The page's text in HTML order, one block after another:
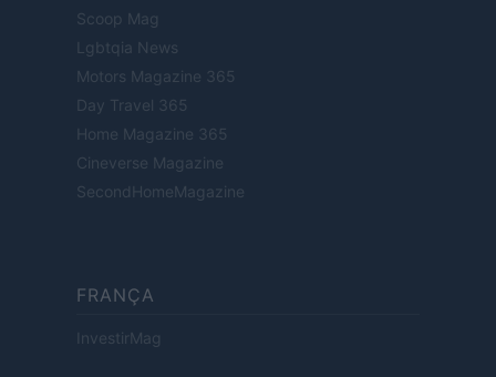
Scoop Mag
Lgbtqia News
Motors Magazine 365
Day Travel 365
Home Magazine 365
Cineverse Magazine
SecondHomeMagazine
FRANÇA
InvestirMag